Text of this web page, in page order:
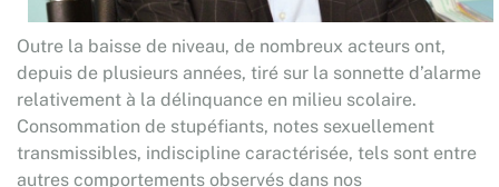
Outre la baisse de niveau, de nombreux acteurs ont,
depuis de plusieurs années, tiré sur la sonnette d’alarme
relativement à la délinquance en milieu scolaire.
Consommation de stupéfiants, notes sexuellement
transmissibles, indiscipline caractérisée, tels sont entre
autres comportements observés dans nos